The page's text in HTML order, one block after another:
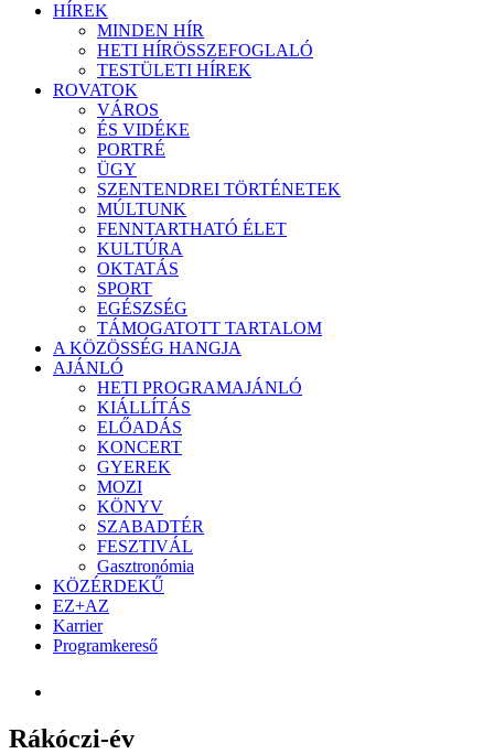
HÍREK
MINDEN HÍR
HETI HÍRÖSSZEFOGLALÓ
TESTÜLETI HÍREK
ROVATOK
VÁROS
ÉS VIDÉKE
PORTRÉ
ÜGY
SZENTENDREI TÖRTÉNETEK
MÚLTUNK
FENNTARTHATÓ ÉLET
KULTÚRA
OKTATÁS
SPORT
EGÉSZSÉG
TÁMOGATOTT TARTALOM
A KÖZÖSSÉG HANGJA
AJÁNLÓ
HETI PROGRAMAJÁNLÓ
KIÁLLÍTÁS
ELŐADÁS
KONCERT
GYEREK
MOZI
KÖNYV
SZABADTÉR
FESZTIVÁL
Gasztronómia
KÖZÉRDEKŰ
EZ+AZ
Karrier
Programkereső
Rákóczi-év